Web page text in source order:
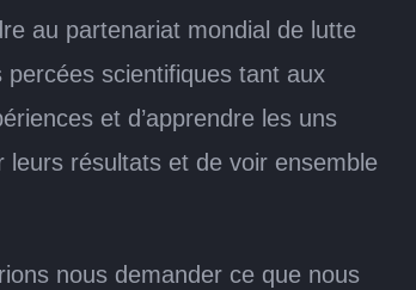
au partenariat mondial de lutte
percées scientifiques tant aux
et d’apprendre les uns
leurs résultats et de voir ensemble
nous demander ce que nous